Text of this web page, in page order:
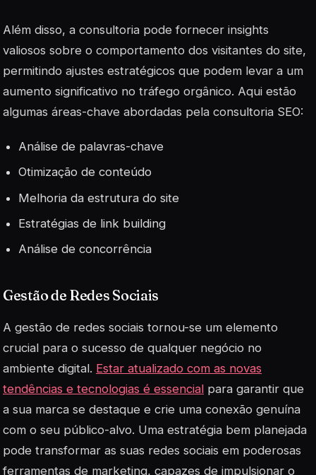
Além disso, a consultoria pode fornecer insights
valiosos sobre o comportamento dos visitantes do site,
permitindo ajustes estratégicos que podem levar a um
aumento significativo no tráfego orgânico. Aqui estão
algumas áreas-chave abordadas pela consultoria SEO:
Análise de palavras-chave
Otimização de conteúdo
Melhoria da estrutura do site
Estratégias de link building
Análise de concorrência
Gestão de Redes Sociais
A gestão de redes sociais tornou-se um elemento
crucial para o sucesso de qualquer negócio no
ambiente digital. Estar atualizado com as novas
tendências e tecnologias é essencial para garantir que
a sua marca se destaque e crie uma conexão genuína
com o seu público-alvo. Uma estratégia bem planejada
pode transformar as suas redes sociais em poderosas
ferramentas de marketing, capazes de impulsionar o